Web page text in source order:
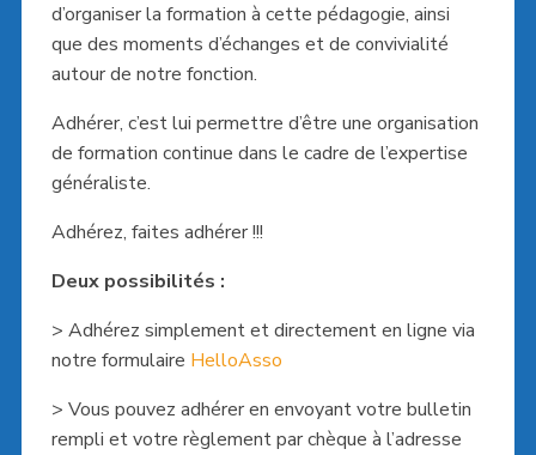
d’organiser la formation à cette pédagogie, ainsi
que des moments d’échanges et de convivialité
autour de notre fonction.
Adhérer, c’est lui permettre d’être une organisation
de formation continue dans le cadre de l’expertise
généraliste.
Adhérez, faites adhérer !!!
Deux possibilités :
> Adhérez simplement et directement en ligne via
notre formulaire HelloAsso
> Vous pouvez adhérer en envoyant votre bulletin
rempli et votre règlement par chèque à l’adresse